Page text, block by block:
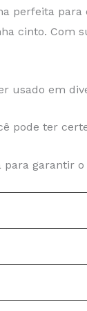
perfeita
cinto. Com
usado em
pode ter
garantir